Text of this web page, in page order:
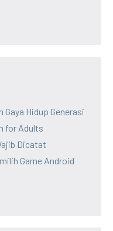
Hidup Generasi
for Adults
Dicatat
Game Android